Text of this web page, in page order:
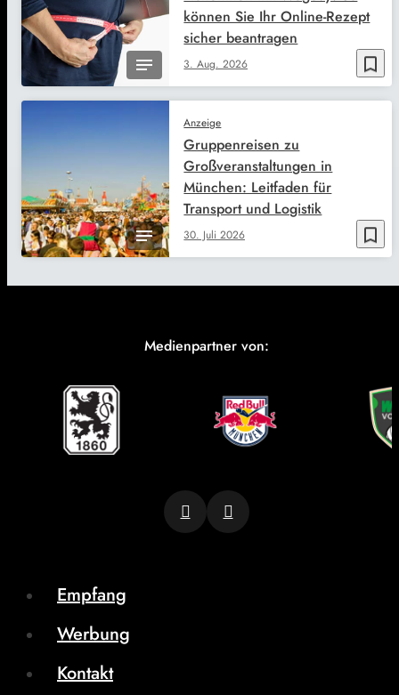
bookmark_border
3. Aug. 2026
können Sie Ihr Online-Rezept
sicher beantragen
bookmark_border
Anzeige
30. Juli 2026
Gruppenreisen zu
Großveranstaltungen in
München: Leitfaden für
Transport und Logistik
Medienpartner von:
Empfang
Werbung
Kontakt